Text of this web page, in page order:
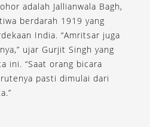
adalah Jallianwala Bagh,
berdarah 1919 yang
India. “Amritsar juga
ujar Gurjit Singh yang
ini. “Saat orang bicara
pasti dimulai dari